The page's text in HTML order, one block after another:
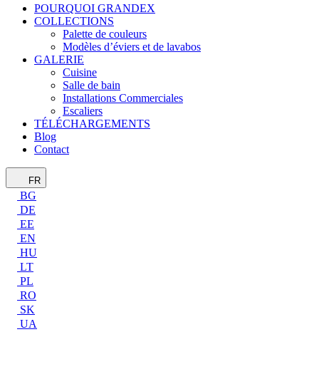
POURQUOI GRANDEX
COLLECTIONS
Palette de couleurs
Modèles d’éviers et de lavabos
GALERIE
Cuisine
Salle de bain
Installations Commerciales
Escaliers
TÉLÉCHARGEMENTS
Blog
Contact
FR
BG
DE
EE
EN
HU
LT
PL
RO
SK
UA